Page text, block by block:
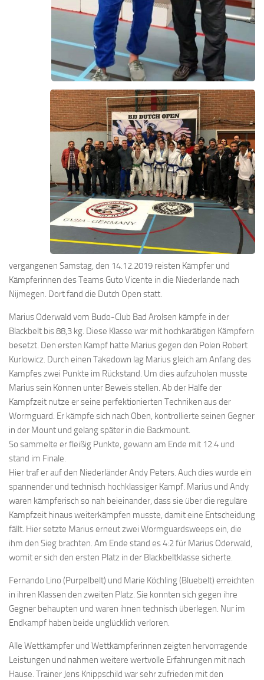
vergangenen Samstag, den 14.12.2019 reisten Kämpfer und
Kämpferinnen des Teams Guto Vicente in die Niederlande nach
Nijmegen. Dort fand die Dutch Open statt.
Marius Oderwald vom Budo-Club Bad Arolsen kämpfe in der
Blackbelt bis 88,3 kg. Diese Klasse war mit hochkarätigen Kämpfern
besetzt. Den ersten Kampf hatte Marius gegen den Polen Robert
Kurlowicz. Durch einen Takedown lag Marius gleich am Anfang des
Kampfes zwei Punkte im Rückstand. Um dies aufzuholen musste
Marius sein Können unter Beweis stellen. Ab der Hälfe der
Kampfzeit nutze er seine perfektionierten Techniken aus der
Wormguard. Er kämpfe sich nach Oben, kontrollierte seinen Gegner
in der Mount und gelang später in die Backmount.
So sammelte er fleißig Punkte, gewann am Ende mit 12:4 und
stand im Finale.
Hier traf er auf den Niederländer Andy Peters. Auch dies wurde ein
spannender und technisch hochklassiger Kampf. Marius und Andy
waren kämpferisch so nah beieinander, dass sie über die reguläre
Kampfzeit hinaus weiterkämpfen musste, damit eine Entscheidung
fällt. Hier setzte Marius erneut zwei Wormguardsweeps ein, die
ihm den Sieg brachten. Am Ende stand es 4:2 für Marius Oderwald,
womit er sich den ersten Platz in der Blackbeltklasse sicherte.
Fernando Lino (Purpelbelt) und Marie Köchling (Bluebelt) erreichten
in ihren Klassen den zweiten Platz. Sie konnten sich gegen ihre
Gegner behaupten und waren ihnen technisch überlegen. Nur im
Endkampf haben beide unglücklich verloren.
Alle Wettkämpfer und Wettkämpferinnen zeigten hervorragende
Leistungen und nahmen weitere wertvolle Erfahrungen mit nach
Hause. Trainer Jens Knippschild war sehr zufrieden mit den